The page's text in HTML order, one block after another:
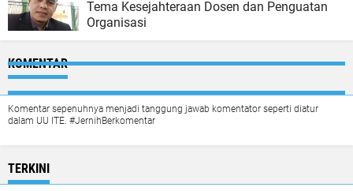
Tema Kesejahteraan Dosen dan Penguatan
Organisasi
KOMENTAR
Komentar sepenuhnya menjadi tanggung jawab komentator seperti diatur
dalam UU ITE. #JernihBerkomentar
TERKINI